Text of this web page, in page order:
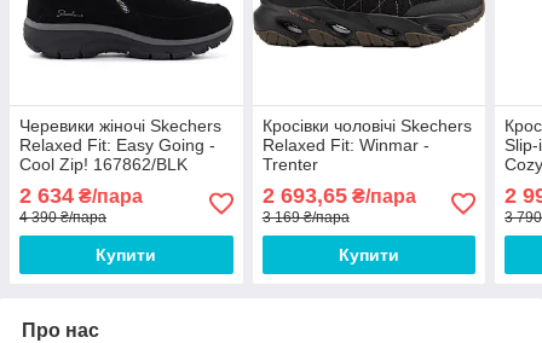
Черевики жіночі Skechers
Relaxed Fit: Easy Going -
Cool Zip! 167862/BLK
2 634 ₴/пара
4 390 ₴/пара
Купити
Кросівки чоловічі Skechers
Relaxed Fit: Winmar -
Trenter
2 693,65₴/пара
3 169 ₴/пара
Купити
2
3
Про нас